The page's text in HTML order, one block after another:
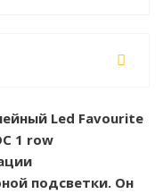
Led Favourite
1 row
подсветки. Он